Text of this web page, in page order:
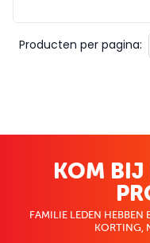
Producten per pagina:
KOM BIJ
FAMILIE LEDEN HEBBEN
KORTING,